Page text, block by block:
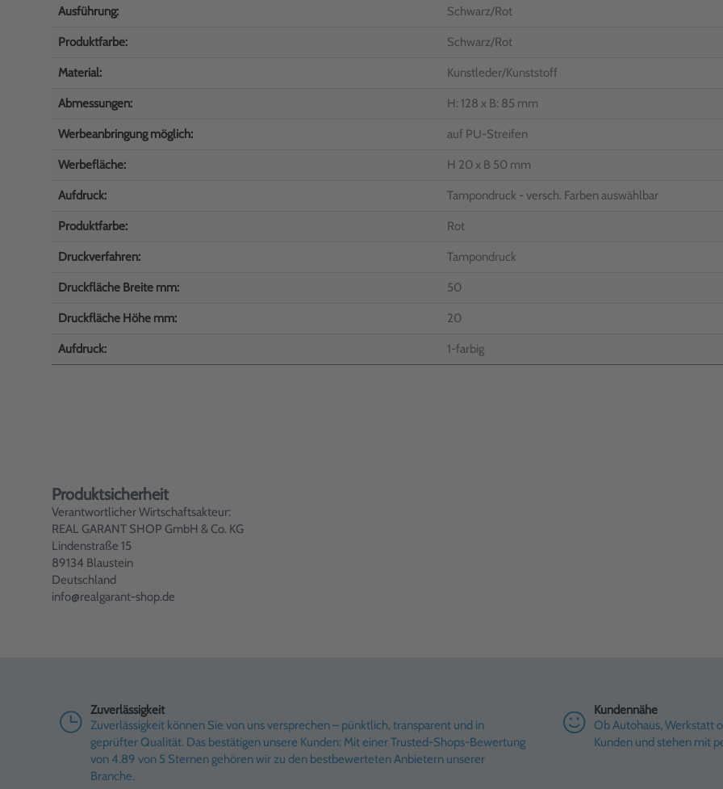
Ausführung: Schwarz/Rot
Produktfarbe: Schwarz/Rot
Material: Kunstleder/Kunststoff
Abmessungen: H: 128 x B: 85 mm
Werbeanbringung möglich: auf PU-Streifen
Werbefläche: H 20 x B 50 mm
Aufdruck: Tampondruck - versch. Farben auswählbar
Produktfarbe: Rot
Druckverfahren: Tampondruck
Druckfläche Breite mm: 50
Druckfläche Höhe mm: 20
Aufdruck: 1-farbig
Produktsicherheit
Verantwortlicher Wirtschaftsakteur:
REAL GARANT SHOP GmbH & Co. KG
Lindenstraße 15
89134 Blaustein
Deutschland
info@realgarant-shop.de
Zuverlässigkeit
Zuverlässigkeit können Sie von uns versprechen – pünktlich, transparent und in
geprüfter Qualität. Das bestätigen unsere Kunden: Mit einer Trusted-Shops-Bewertung
von 4.89 von 5 Sternen gehören wir zu den bestbewerteten Anbietern unserer
Branche.
Kundennähe
Ob Autohaus, Werkstatt
Kunden und stehen mit